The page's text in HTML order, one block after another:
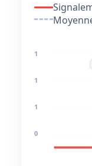
1
1
1
0